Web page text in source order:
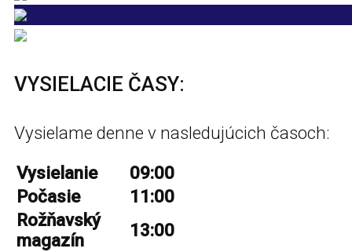
VYSIELACIE ČASY:
Vysielame denne v nasledujúcich časoch:
Vysielanie
09:00
Počasie
11:00
Rožňavský
magazín
13:00